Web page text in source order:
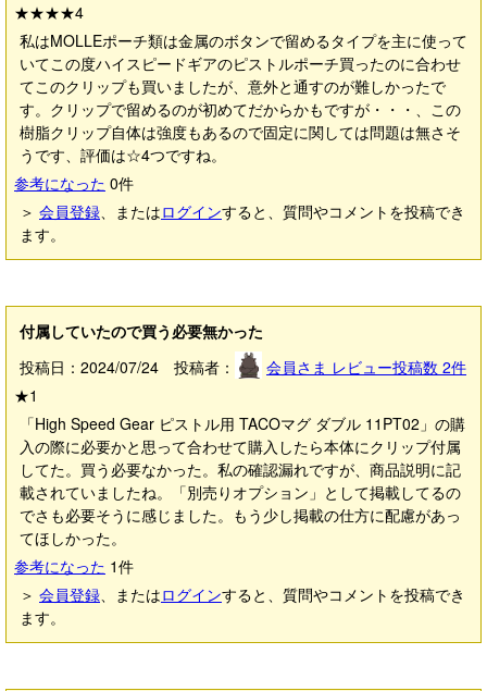
★★★★4
私はMOLLEポーチ類は金属のボタンで留めるタイプを主に使って
いてこの度ハイスピードギアのピストルポーチ買ったのに合わせ
てこのクリップも買いましたが、意外と通すのが難しかったで
す。クリップで留めるのが初めてだからかもですが・・・、この
樹脂クリップ自体は強度もあるので固定に関しては問題は無さそ
うです、評価は☆4つですね。
参考になった 0件
＞ 会員登録、またはログインすると、質問やコメントを投稿でき
ます。
付属していたので買う必要無かった
投稿日：2024/07/24 投稿者：
会員さま レビュー投稿数 2件
★1
「High Speed Gear ピストル用 TACOマグ ダブル 11PT02」の購
入の際に必要かと思って合わせて購入したら本体にクリップ付属
してた。買う必要なかった。私の確認漏れですが、商品説明に記
載されていましたね。「別売りオプション」として掲載してるの
でさも必要そうに感じました。もう少し掲載の仕方に配慮があっ
てほしかった。
参考になった 1件
＞ 会員登録、またはログインすると、質問やコメントを投稿でき
ます。